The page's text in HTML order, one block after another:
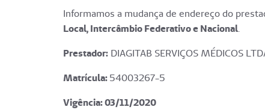
Informamos a mudança de endereço do
Local, Intercâmbio Federativo e Nacional.
Prestador: DIAGITAB SERVIÇOS MÉDICOS
Matrícula:54003267-5
Vigência: 03/11/2020